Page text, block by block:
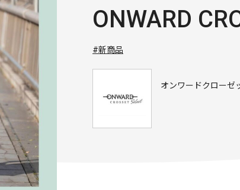
ONWARD
#新商品
オンワードクローゼ